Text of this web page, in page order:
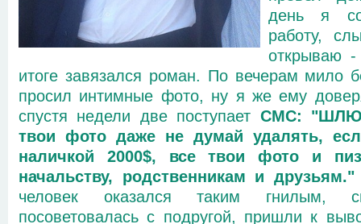
день я
работу,
открываю
итоге завязался роман. По вечерам мило
просил интимные фото, ну я же ему
спустя недели две поступает СМС:
твои фото даже не думай удалять,
наличкой 2000$, все твои фото и
начальству, родственникам и друзьям."
человек оказался таким гнилым,
посоветовалась с подругой, пришли к